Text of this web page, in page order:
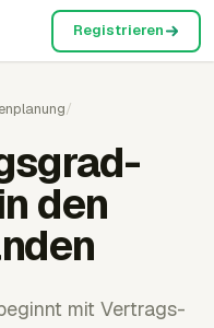
Registrieren
/
den
mit Vertrags-